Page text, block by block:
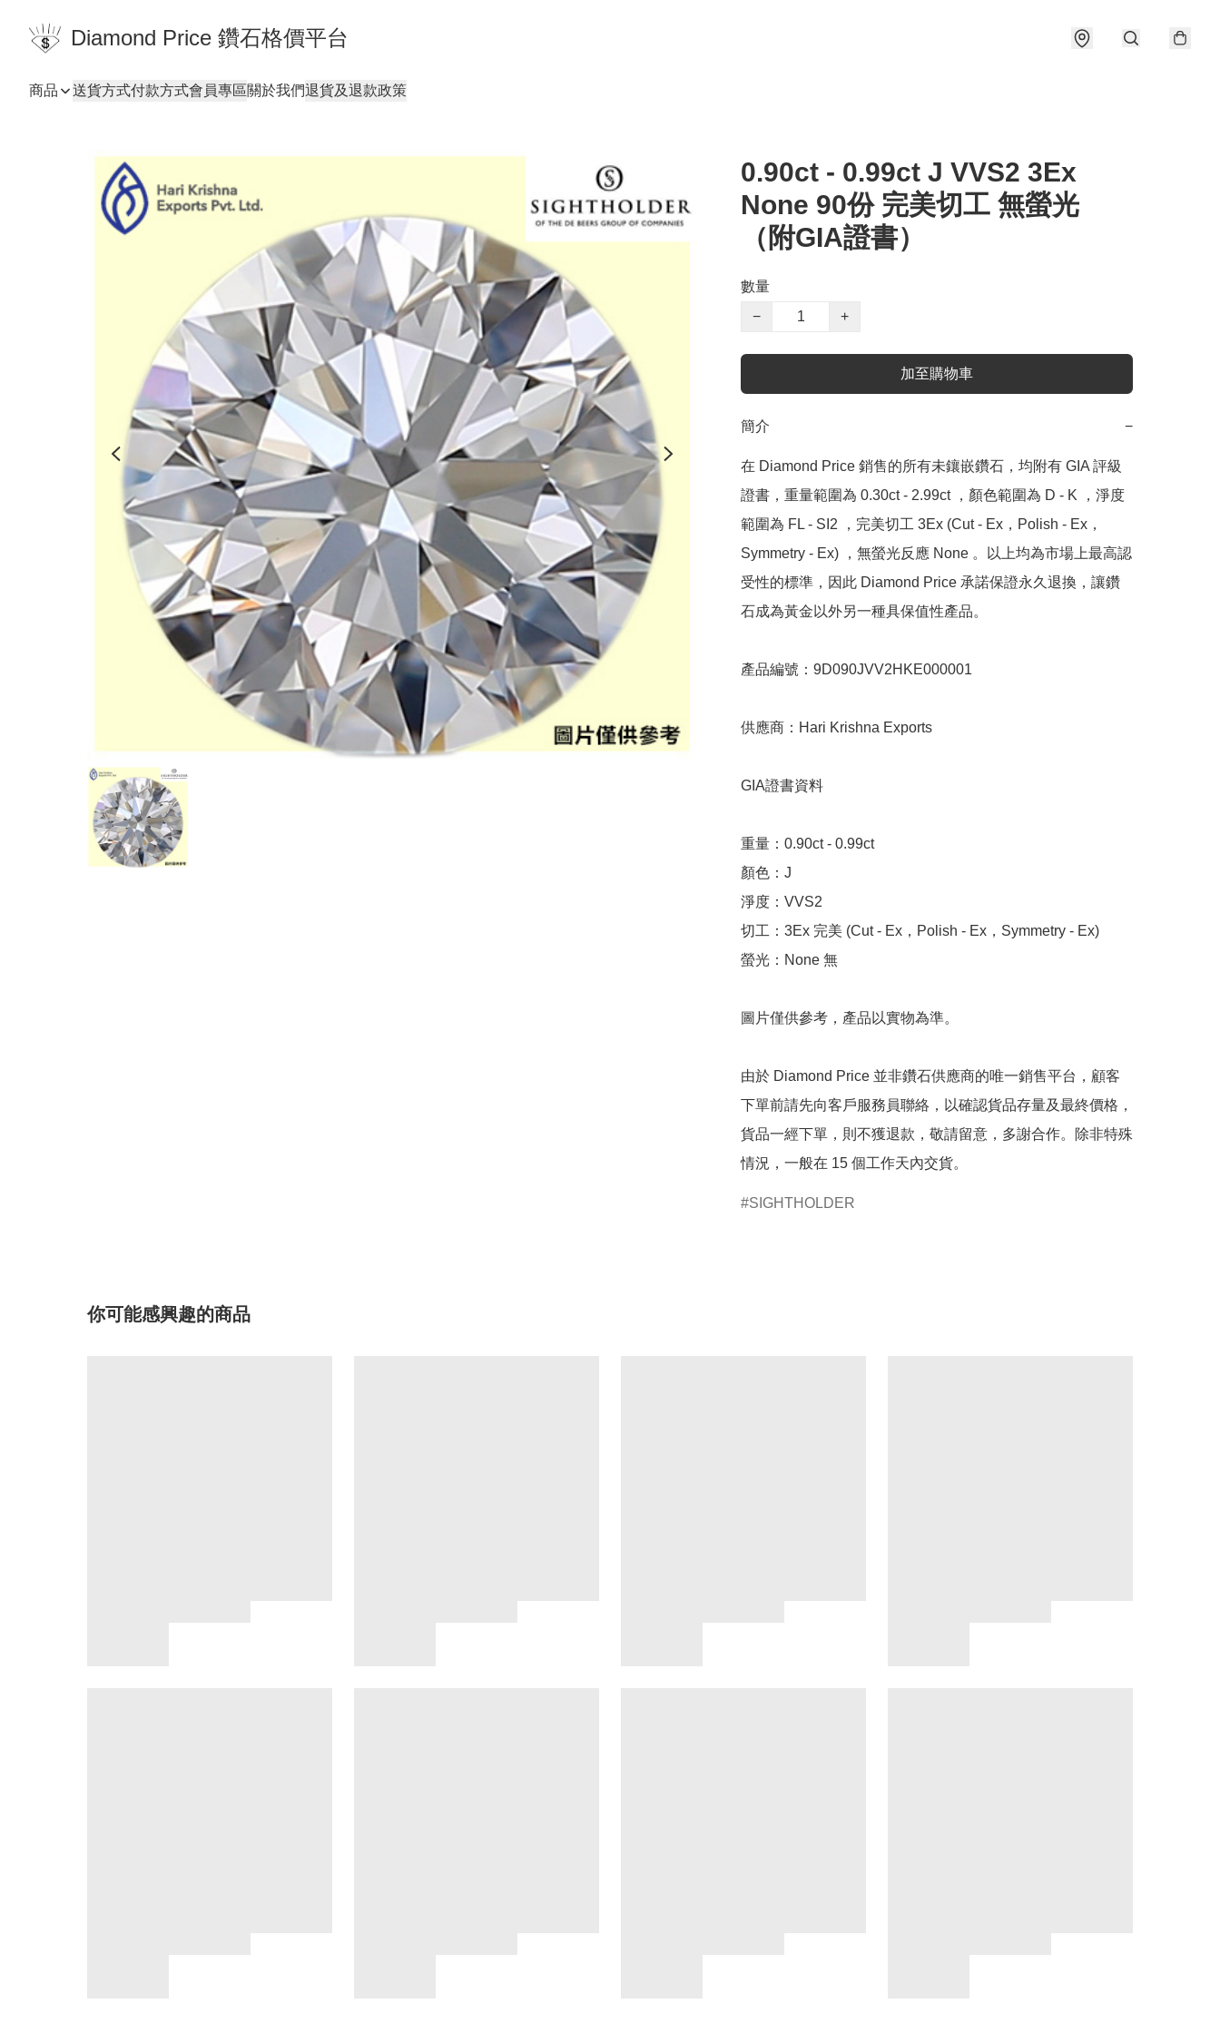
Diamond Price 鑽石格價平台
商品 送貨方式付款方式會員專區關於我們退貨及退款政策
0.90ct - 0.99ct J VVS2 3Ex
None 90份 完美切工 無螢光
（附GIA證書）
數量
−
+
加至購物車
簡介 −
在 Diamond Price 銷售的所有未鑲嵌鑽石，均附有 GIA 評級
證書，重量範圍為 0.30ct - 2.99ct ，顏色範圍為 D - K ，淨度
範圍為 FL - SI2 ，完美切工 3Ex (Cut - Ex，Polish - Ex，
Symmetry - Ex) ，無螢光反應 None 。以上均為市場上最高認
受性的標準，因此 Diamond Price 承諾保證永久退換，讓鑽
石成為黃金以外另一種具保值性產品。
產品編號：9D090JVV2HKE000001
供應商：Hari Krishna Exports
GIA證書資料
重量：0.90ct - 0.99ct
顏色：J
淨度：VVS2
切工：3Ex 完美 (Cut - Ex，Polish - Ex，Symmetry - Ex)
螢光：None 無
圖片僅供參考，產品以實物為準。
由於 Diamond Price 並非鑽石供應商的唯一銷售平台，顧客
下單前請先向客戶服務員聯絡，以確認貨品存量及最終價格，
貨品一經下單，則不獲退款，敬請留意，多謝合作。除非特殊
情況，一般在 15 個工作天內交貨。
SIGHTHOLDER
你可能感興趣的商品